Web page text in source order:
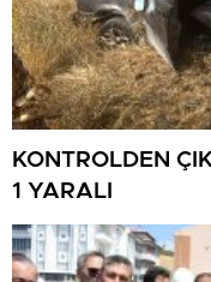
KONTROLDEN
1 YARALI